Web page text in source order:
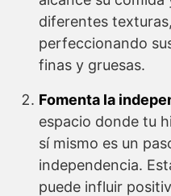
diferentes
perfeccionando
finas y gruesas.
Fomenta la
espacio donde tu
sí mismo es un
independencia.
puede influir